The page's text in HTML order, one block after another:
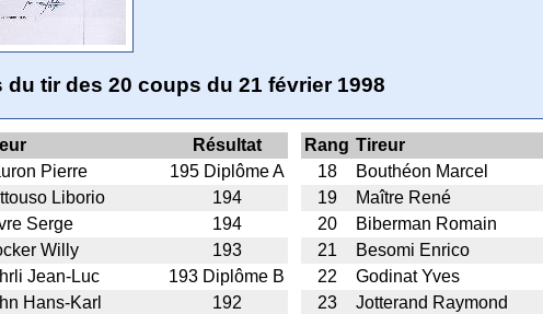
du tir des 20 coups du 21 février 1998
Résultat
Pierre
195 Diplôme A
Liborio
194
Serge
194
Willy
193
Jean-Luc
193 Diplôme B
Hans-Karl
192
Rang Tireur
18
Bouthéon Marcel
19
Maître René
20
Biberman Romain
21
Besomi Enrico
22
Godinat Yves
23
Jotterand Raymond